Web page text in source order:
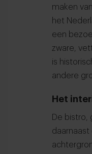
maken
het
een
zware,
is
andere
Het
De bistro,